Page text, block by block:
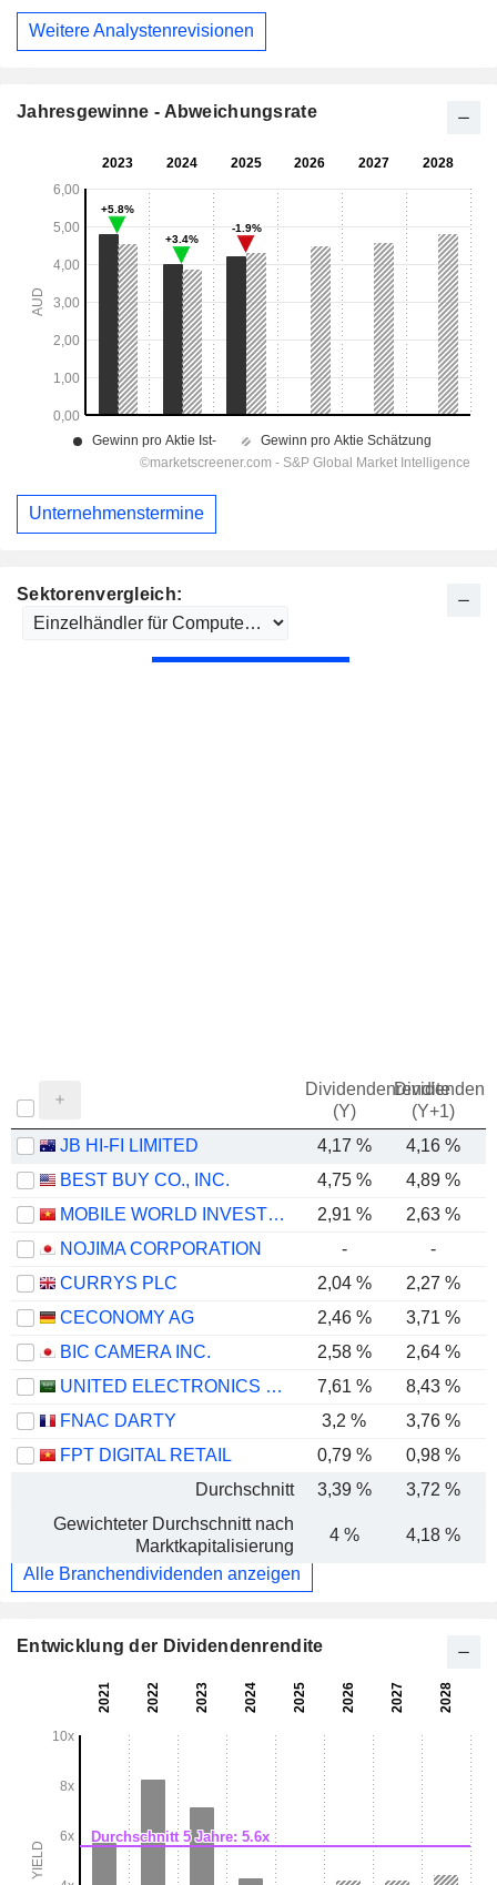
Sektorenvergleich:
Dividendenrendite
(Y)
(Y+1)
JB HI-FI LIMITED 4,17 % 4,16 %
BEST BUY CO., INC.
4,75 % 4,89 %
MOBILE WORLD INVESTMENT CORPORATION
2,91 % 2,63 %
NOJIMA CORPORATION
-
-
CURRYS PLC
2,04 % 2,27 %
CECONOMY AG
2,46 %
3,71 %
BIC CAMERA INC.
2,58 % 2,64 %
UNITED ELECTRONICS COMPANY
7,61 % 8,43 %
FNAC DARTY
3,2 % 3,76 %
FPT DIGITAL RETAIL
0,79 % 0,98 %
Durchschnitt
3,39 % 3,72 %
Gewichteter Durchschnitt nach
Marktkapitalisierung
4 % 4,18 %
Alle Branchendividenden anzeigen
Entwicklung der Dividendenrendite
Weitere Analystenrevisionen
Jahresgewinne - Abweichungsrate
Unternehmenstermine